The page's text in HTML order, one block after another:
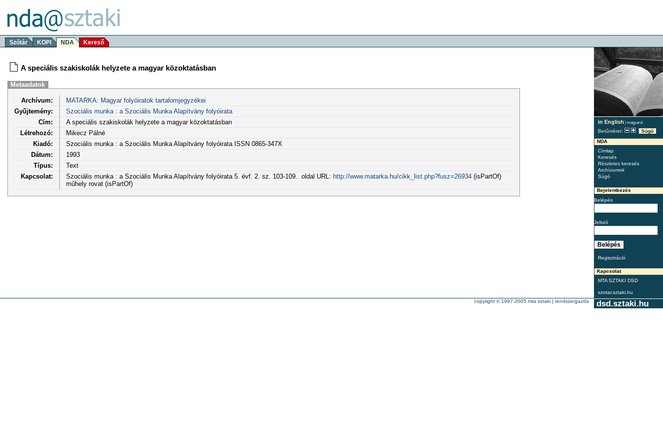
Szótár KOPI NDA Kereső
in English | magyarul
Betűméret:
Súgó
NDA
Címlap
Keresés
Részletes keresés
Archívumok
Súgó
Bejelentkezés
Belépés
Jelszó
Regisztráció
Kapcsolat
MTA SZTAKI DSD
szotar.sztaki.hu
A speciális szakiskolák helyzete a magyar közoktatásban
Metaadatok
Archívum:
MATARKA: Magyar folyóiratok tartalomjegyzékei
Gyűjtemény:
Szociális munka : a Szociális Munka Alapítvány folyóirata
Cím:
A speciális szakiskolák helyzete a magyar közoktatásban
Létrehozó:
Mikecz Pálné
Kiadó:
Szociális munka : a Szociális Munka Alapítvány folyóirata ISSN 0865-347X
Dátum:
1993
Típus:
Text
Kapcsolat:
Szociális munka : a Szociális Munka Alapítvány folyóirata 5. évf. 2. sz. 103-109.. oldal URL: http://www.matarka.hu/cikk_list.php?fusz=26934(isPartOf)
műhely rovat (isPartOf)
dsd.sztaki.hu
copyright © 1997-2005 mta sztaki | rendszergazda